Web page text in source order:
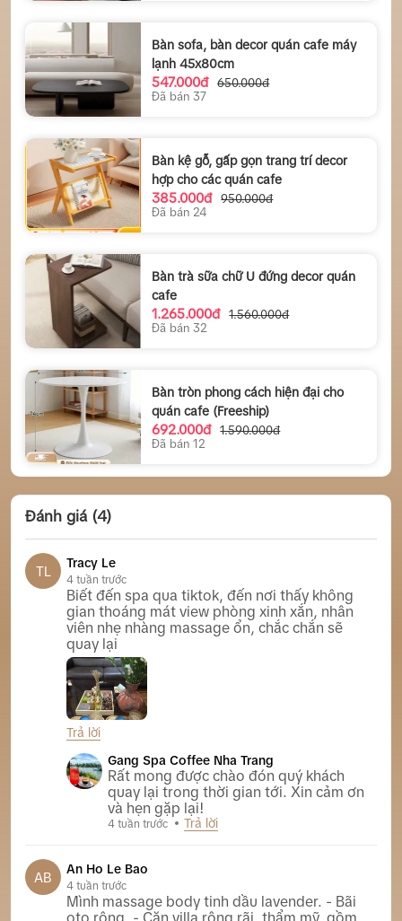
Bàn sofa, bàn decor quán cafe máy
lạnh 45x80cm
547.000đ
650.000đ
Đã bán 37
Bàn kệ gỗ, gấp gọn trang trí decor
hợp cho các quán cafe
385.000đ
950.000đ
Đã bán 24
Bàn trà sữa chữ U đứng decor quán
cafe
1.265.000đ
1.560.000đ
Đã bán 32
Bàn tròn phong cách hiện đại cho
quán cafe (Freeship)
692.000đ
1.590.000đ
Đã bán 12
Đánh giá (4)
TL
Tracy Le
4 tuần trước
Biết đến spa qua tiktok, đến nơi thấy không
gian thoáng mát view phòng xinh xắn, nhân
viên nhẹ nhàng massage ổn, chắc chắn sẽ
quay lại
Trả lời
Gang Spa Coffee Nha Trang
Rất mong được chào đón quý khách
quay lại trong thời gian tới. Xin cảm ơn
và hẹn gặp lại!
4 tuần trước Trả lời
AB
An Ho Le Bao
4 tuần trước
Mình massage body tinh dầu lavender. - Bãi